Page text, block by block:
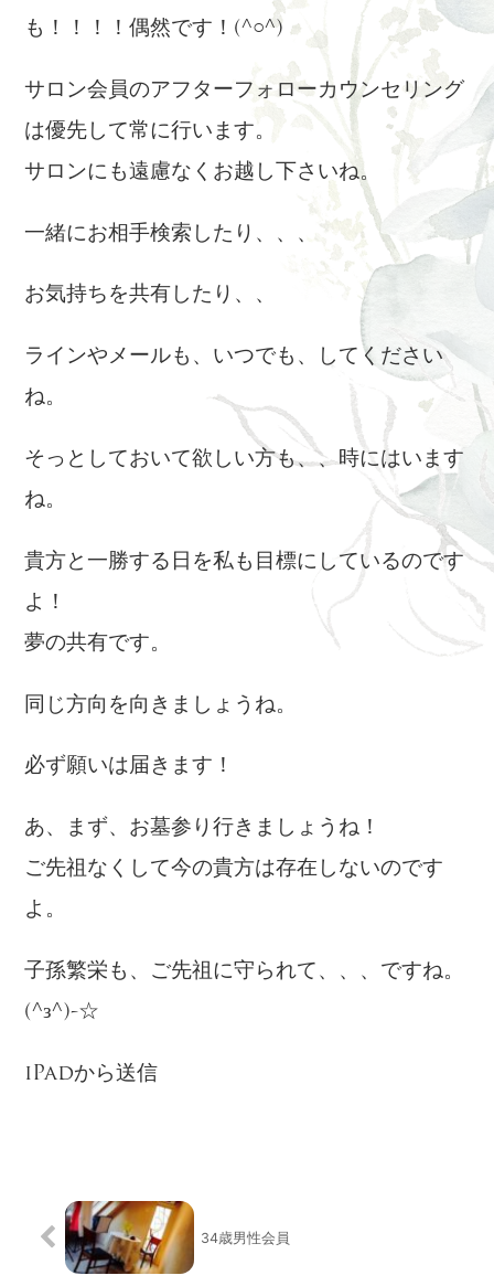
も！！！！偶然です！(^○^)
サロン会員のアフターフォローカウンセリング
は優先して常に行います。
サロンにも遠慮なくお越し下さいね。
一緒にお相手検索したり、、、
お気持ちを共有したり、、
ラインやメールも、いつでも、してください
ね。
そっとしておいて欲しい方も、、時にはいます
ね。
貴方と一勝する日を私も目標にしているのです
よ！
夢の共有です。
同じ方向を向きましょうね。
必ず願いは届きます！
あ、まず、お墓参り行きましょうね！
ご先祖なくして今の貴方は存在しないのです
よ。
子孫繁栄も、ご先祖に守られて、、、ですね。
(^з^)-☆
iPadから送信
34歳男性会員